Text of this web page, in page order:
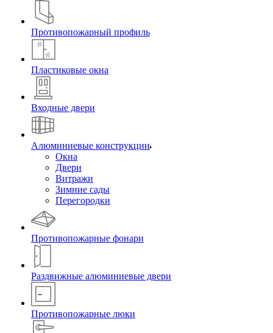
Противопожарный профиль
Пластиковые окна
Входные двери
Алюминиевые конструкции
Окна
Двери
Витражи
Зимние сады
Перегородки
Противопожарные фонари
Раздвижные алюминиевые двери
Противопожарные люки